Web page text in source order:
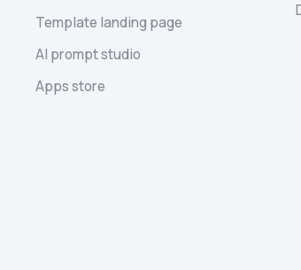
Template landing page
AI prompt studio
Apps store